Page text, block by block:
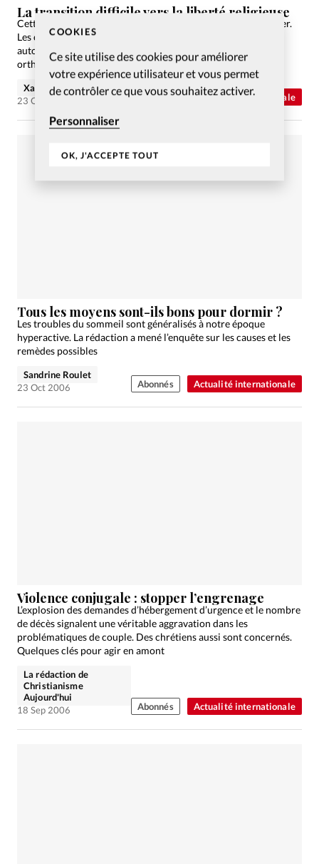
COOKIES
Ce site utilise des cookies pour améliorer
votre expérience utilisateur et vous permet
de contrôler ce que vous souhaitez activer.
Personnaliser
OK, J'ACCEPTE TOUT
Actualité internationale
La transition difficile vers la liberté religieuse
Cette année marque les quinze ans de la chute du rideau de fer.
Les chrétiens doivent y composer avec des régimes restés
autoritaires, les réflexes d’anciens possédants de l’Église
orthodoxe et des régimes islamiques en…
Xavier Tracol
23 Oct 2006
Abonnés
Actualité internationale
Tous les moyens sont-ils bons pour dormir ?
Les troubles du sommeil sont généralisés à notre époque
hyperactive. La rédaction a mené l’enquête sur les causes et les
remèdes possibles
Sandrine Roulet
23 Oct 2006
Abonnés
Actualité internationale
Violence conjugale : stopper l’engrenage
L’explosion des demandes d’hébergement d’urgence et le nombre
de décès signalent une véritable aggravation dans les
problématiques de couple. Des chrétiens aussi sont concernés.
Quelques clés pour agir en amont
La rédaction de
Christianisme
Aujourd'hui
18 Sep 2006
Abonnés